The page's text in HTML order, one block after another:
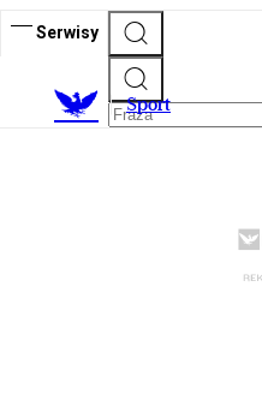
Serwisy
Sport